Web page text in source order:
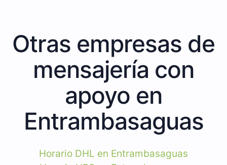
Otras empresas de
mensajería con
apoyo en
Entrambasaguas
Horario DHL en Entrambasaguas